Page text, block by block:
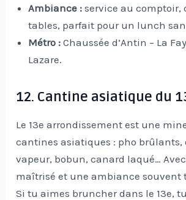
Ambiance : service au comptoir,
tables, parfait pour un lunch
Métro : Chaussée d’Antin – La
Lazare.
12. Cantine asiatique du
Le 13e arrondissement est une
cantines asiatiques : pho brûlants,
vapeur, bobun, canard laqué…
maîtrisé et une ambiance souvent
Si tu aimes bruncher dans le 13e,